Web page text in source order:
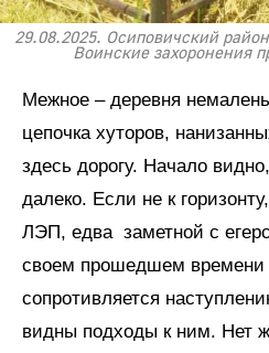
29.08.2025. Осиповичский
Воинские захоронения
Межное – деревня
цепочка хуторов,
здесь дорогу. Начало
далеко. Если не к
ЛЭП, едва заметной с
своем прошедшем времени
сопротивляется
видны подходы к ним. Нет